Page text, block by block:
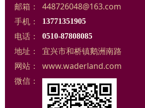
邮箱：
448726048@163.com
手机：
13771351905
电话： 0510-87808085
地址：
宜兴市和桥镇鹅洲南路
网站：
www.waderland.com
微信：